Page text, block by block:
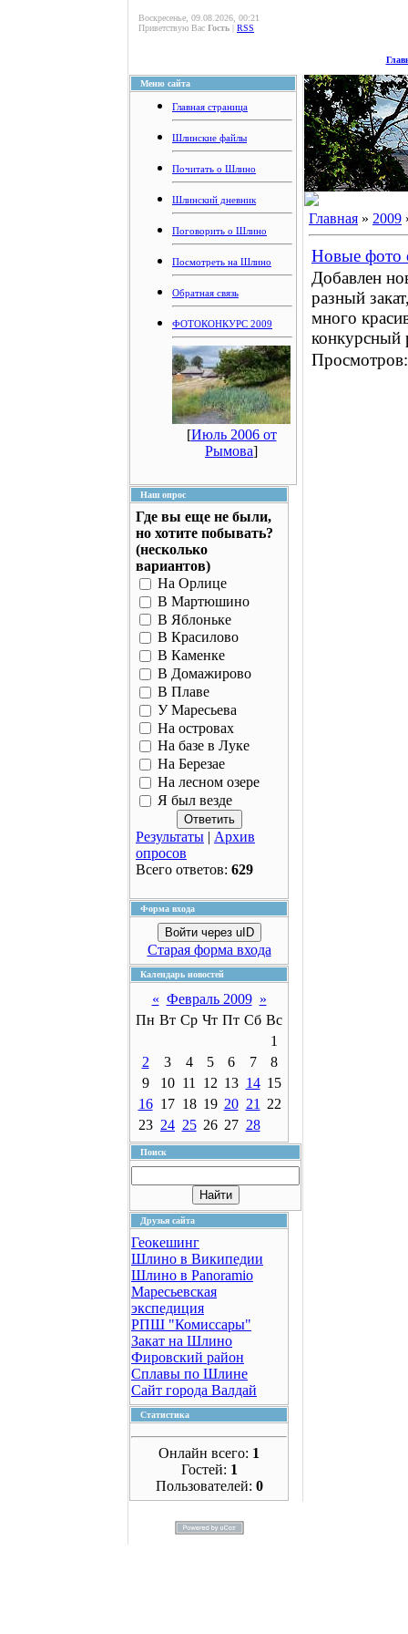
Воскресенье, 09.08.2026, 00:21
Приветствую Вас Гость | RSS
Меню сайта
Главная страница
Шлинские файлы
Почитать о Шлино
Шлинский дневник
Поговорить о Шлино
Посмотреть на Шлино
Обратная связь
ФОТОКОНКУРС 2009
[Июль 2006 от
Рымова]
Наш опрос
Где вы еще не были,
но хотите побывать?
(несколько
вариантов)
На Орлице
В Мартюшино
В Яблоньке
В Красилово
В Каменке
В Домажирово
В Плаве
У Маресьева
На островах
На базе в Луке
На Березае
На лесном озере
Я был везде
Результаты | Архив
опросов
Всего ответов: 629
Форма входа
Войти через uID
Старая форма входа
Календарь новостей
« Февраль 2009 »
Пн Вт Ср Чт Пт Сб Вс
1
2
3 4 5 6 7
8
9
10 11 12 13 14 15
16 17 18 19 20 21
22
23 24 25 26 27 28
Поиск
Друзья сайта
Геокешинг
Шлино в Википедии
Шлино в Panoramio
Маресьевская
экспедиция
РПШ "Комиссары"
Закат на Шлино
Фировский район
Сплавы по Шлине
Сайт города Валдай
Статистика
Онлайн всего: 1
Гостей: 1
Пользователей: 0
Главная » 2009
Новые фото
Добавлен
разный
много
конкурсный
Просмотров: